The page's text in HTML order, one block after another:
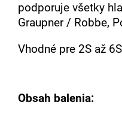
podporuje všetky
Graupner / Robbe,
Vhodné pre 2S až
Obsah balenia: